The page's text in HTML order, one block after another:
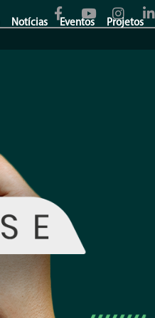
Notícias Eventos Projetos